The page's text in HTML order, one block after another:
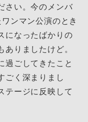
さい。今のメンバ
ンマン公演のとき
になったばかりの
りましたけど。
過ごしてきたこと
ごく深まりまし
テージに反映して